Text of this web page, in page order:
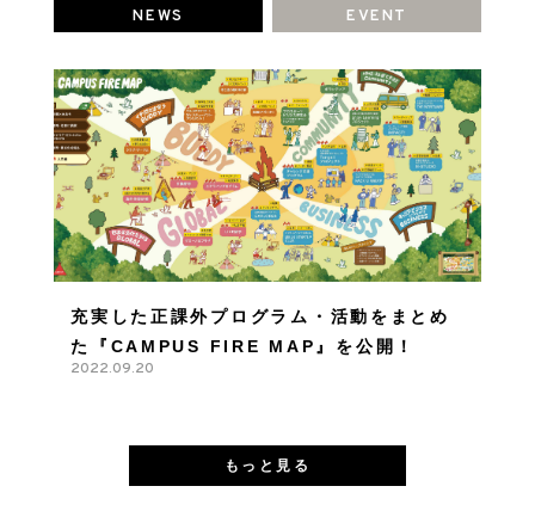
NEWS EVENT
充実した正課外プログラム・活動をまとめ
た『CAMPUS FIRE MAP』を公開！
2022.09.20
もっと見る